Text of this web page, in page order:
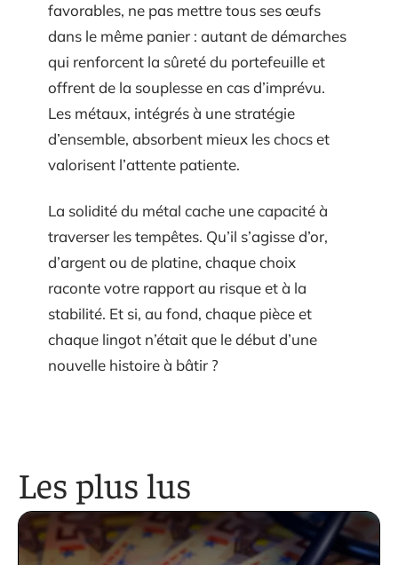
favorables, ne pas mettre tous ses œufs
dans le même panier : autant de démarches
qui renforcent la sûreté du portefeuille et
offrent de la souplesse en cas d’imprévu.
Les métaux, intégrés à une stratégie
d’ensemble, absorbent mieux les chocs et
valorisent l’attente patiente.
La solidité du métal cache une capacité à
traverser les tempêtes. Qu’il s’agisse d’or,
d’argent ou de platine, chaque choix
raconte votre rapport au risque et à la
stabilité. Et si, au fond, chaque pièce et
chaque lingot n’était que le début d’une
nouvelle histoire à bâtir ?
Les plus lus